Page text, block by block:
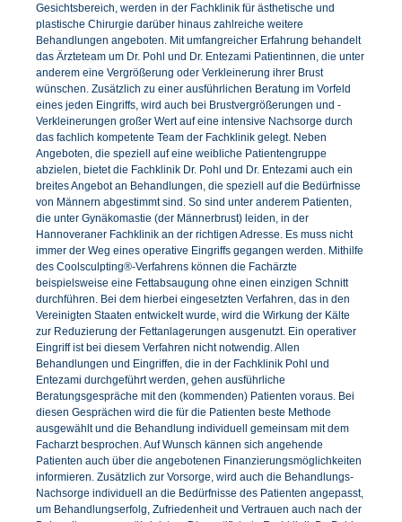
Gesichtsbereich, werden in der Fachklinik für ästhetische und
plastische Chirurgie darüber hinaus zahlreiche weitere
Behandlungen angeboten. Mit umfangreicher Erfahrung behandelt
das Ärzteteam um Dr. Pohl und Dr. Entezami Patientinnen, die unter
anderem eine Vergrößerung oder Verkleinerung ihrer Brust
wünschen. Zusätzlich zu einer ausführlichen Beratung im Vorfeld
eines jeden Eingriffs, wird auch bei Brustvergrößerungen und -
Verkleinerungen großer Wert auf eine intensive Nachsorge durch
das fachlich kompetente Team der Fachklinik gelegt. Neben
Angeboten, die speziell auf eine weibliche Patientengruppe
abzielen, bietet die Fachklinik Dr. Pohl und Dr. Entezami auch ein
breites Angebot an Behandlungen, die speziell auf die Bedürfnisse
von Männern abgestimmt sind. So sind unter anderem Patienten,
die unter Gynäkomastie (der Männerbrust) leiden, in der
Hannoveraner Fachklinik an der richtigen Adresse. Es muss nicht
immer der Weg eines operative Eingriffs gegangen werden. Mithilfe
des Coolsculpting®-Verfahrens können die Fachärzte
beispielsweise eine Fettabsaugung ohne einen einzigen Schnitt
durchführen. Bei dem hierbei eingesetzten Verfahren, das in den
Vereinigten Staaten entwickelt wurde, wird die Wirkung der Kälte
zur Reduzierung der Fettanlagerungen ausgenutzt. Ein operativer
Eingriff ist bei diesem Verfahren nicht notwendig. Allen
Behandlungen und Eingriffen, die in der Fachklinik Pohl und
Entezami durchgeführt werden, gehen ausführliche
Beratungsgespräche mit den (kommenden) Patienten voraus. Bei
diesen Gesprächen wird die für die Patienten beste Methode
ausgewählt und die Behandlung individuell gemeinsam mit dem
Facharzt besprochen. Auf Wunsch kännen sich angehende
Patienten auch über die angebotenen Finanzierungsmöglichkeiten
informieren. Zusätzlich zur Vorsorge, wird auch die Behandlungs-
Nachsorge individuell an die Bedürfnisse des Patienten angepasst,
um Behandlungserfolg, Zufriedenheit und Vertrauen auch nach der